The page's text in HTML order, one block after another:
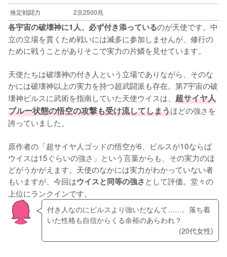
推定戦闘力
2京2500兆
各宇宙の破壊神に1人、必ず付き添っているのが天使です。中
立の立場を貫くため戦いには滅多に参加しませんが、修行の
ために戦うことがありそこで実力の片鱗を見せています。
天使たちは破壊神の付き人という立場でありながら、そのな
かには破壊神以上の実力を持つ超武闘派も存在。第7宇宙の破
壊神ビルスに武術を指南していた天使ウイスは、 超サイヤ人
ブルー状態の悟空の攻撃も受け流してしまうほどの強さを
誇っていました。
原作者の「超サイヤ人ゴッドの悟空が6、ビルスが10ならば
ウイスは15ぐらいの強さ」という言葉からも、その実力のほ
どがうかがえます。天使のなかには実力がわかっていない者
もいますが、今回はウイスと同等の強さとして評価。堂々の
上位にランクインです。
付き人なのにビルスより強いだなんて……。落ち着
いた性格も自信からくる余裕のあらわれ？
(20代女性)